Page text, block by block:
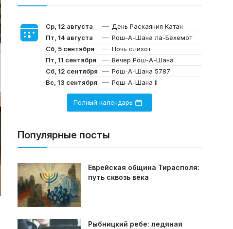
Ср, 12 августа — День Раскаяния Катан
Пт, 14 августа
— Рош-А-Шана ла-Бехемот
Сб, 5 сентября
— Ночь слихот
Пт, 11 сентября
— Вечер Рош-А-Шана
Сб, 12 сентября
— Рош-А-Шана 5787
Вс, 13 сентября
— Рош-А-Шана II
Полный календарь
Популярные посты
Еврейская община Тирасполя:
путь сквозь века
Рыбницкий ребе: ледяная